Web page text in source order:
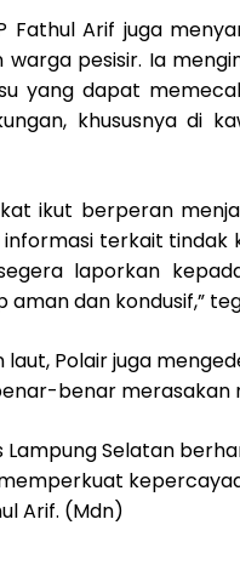
Fathul Arif juga
pesisir. Ia
yang dapat
khususnya di
ikut berperan
terkait tindak
laporkan
dan kondusif,”
laut, Polair juga
benar merasakan
Lampung Selatan
Arif. (Mdn)